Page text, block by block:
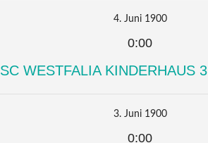
4. Juni 1900
0:00
SC WESTFALIA KINDERHAUS 3
3. Juni 1900
0:00